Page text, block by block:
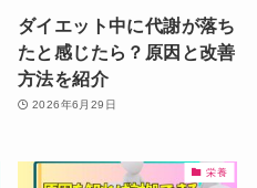
ダイエット中に代謝が落ち
たと感じたら？原因と改善
方法を紹介
2026年6月29日
栄養